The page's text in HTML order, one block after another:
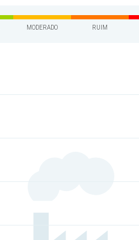
MODERADO RUIM